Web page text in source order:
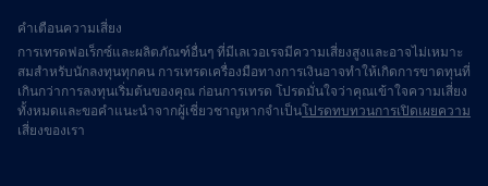
คำเตือนความเสี่ยง
การเทรดฟอเร็กซ์และผลิตภัณฑ์อื่นๆ ที่มีเลเวอเรจมีความเสี่ยงสูงและอาจไม่เหมาะ
สมสำหรับนักลงทุนทุกคน การเทรดเครื่องมือทางการเงินอาจทำให้เกิดการขาดทุนที่
เกินกว่าการลงทุนเริ่มต้นของคุณ ก่อนการเทรด โปรดมั่นใจว่าคุณเข้าใจความเสี่ยง
ทั้งหมดและขอคำแนะนำจากผู้เชี่ยวชาญหากจำเป็นโปรดทบทวนการเปิดเผยความ
เสี่ยงของเรา